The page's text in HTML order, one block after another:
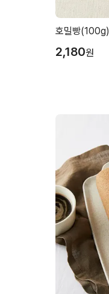
호밀빵(100g)
2,180원